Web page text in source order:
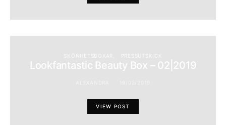
SKÖNHETSBOXAR PRESSUTSKICK
Lookfantastic Beauty Box – 02|2019
VIEW POST